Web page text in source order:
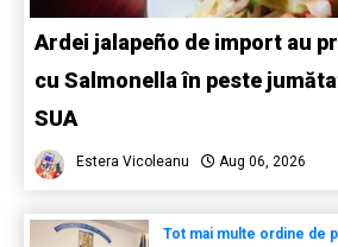
Ardei jalapeño de import au
cu Salmonella în peste
SUA
Estera Vicoleanu Aug 06, 2026
Tot mai multe ordine de